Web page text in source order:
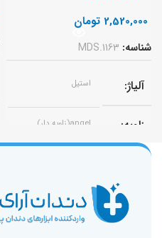
2,520,000 تومان
شناسه: MDS.1163
آلیاژ استیل
زاویه angel(زاویه دار)